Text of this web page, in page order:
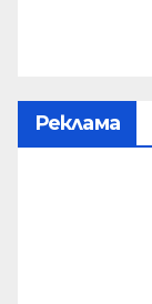
Реклама